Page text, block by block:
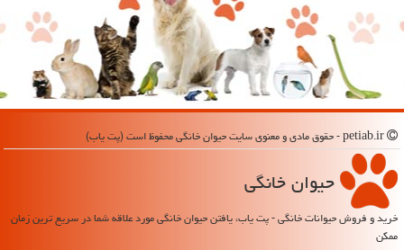
حیوان خانگی
خرید و فروش حیوانات خانگی - پت یاب، یافتن حیوان خانگی مورد علاقه شما در سریع ترین زمان
ممکن